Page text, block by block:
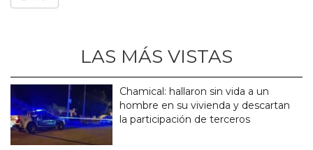
LAS MÁS VISTAS
Chamical: hallaron sin vida a un
hombre en su vivienda y descartan
la participación de terceros